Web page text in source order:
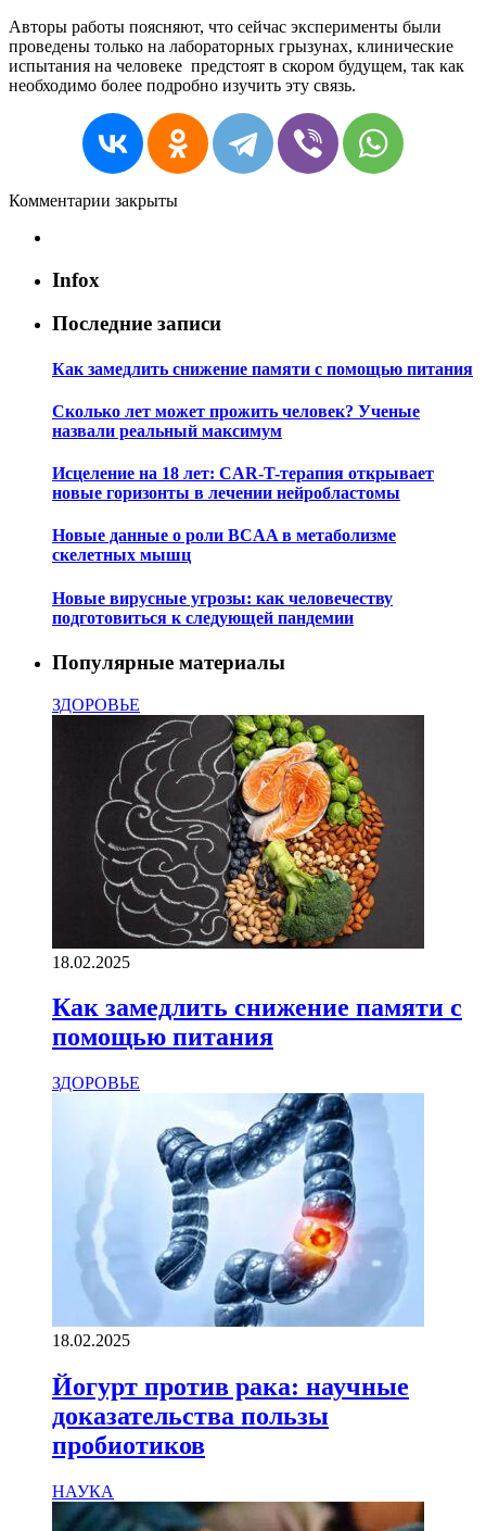
Авторы работы поясняют, что сейчас эксперименты были
проведены только на лабораторных грызунах, клинические
испытания на человеке предстоят в скором будущем, так как
необходимо более подробно изучить эту связь.
Комментарии закрыты
Infox
Последние записи
Как замедлить снижение памяти с помощью питания
Сколько лет может прожить человек? Ученые
назвали реальный максимум
Исцеление на 18 лет: CAR-T-терапия открывает
новые горизонты в лечении нейробластомы
Новые данные о роли BCAA в метаболизме
скелетных мышц
Новые вирусные угрозы: как человечеству
подготовиться к следующей пандемии
Популярные материалы
ЗДОРОВЬЕ
18.02.2025
Как замедлить снижение памяти с
помощью питания
ЗДОРОВЬЕ
18.02.2025
Йогурт против рака: научные
доказательства пользы
пробиотиков
НАУКА